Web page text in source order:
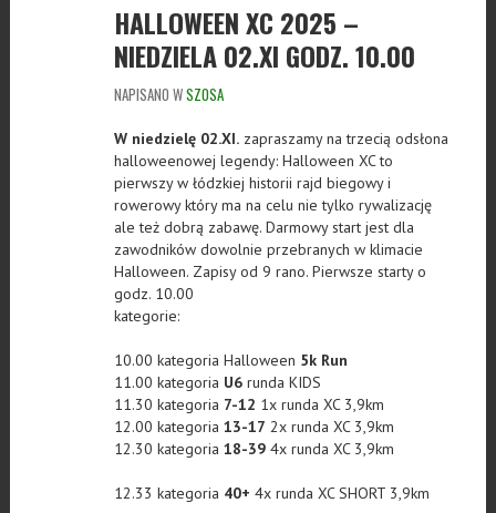
HALLOWEEN XC 2025 –
NIEDZIELA 02.XI GODZ. 10.00
NAPISANO WSZOSA
W niedzielę 02.XI.zapraszamy na trzecią odsłona
halloweenowej legendy: Halloween XC to
pierwszy w łódzkiej historii rajd biegowy i
rowerowy który ma na celu nie tylko rywalizację
ale też dobrą zabawę. Darmowy start jest dla
zawodników dowolnie przebranych w klimacie
Halloween. Zapisy od 9 rano. Pierwsze starty o
godz. 10.00
kategorie:
10.00 kategoria Halloween 5k Run
11.00 kategoria U6runda KIDS
11.30 kategoria 7-12 1x runda XC 3,9km
12.00 kategoria 13-17 2x runda XC 3,9km
12.30 kategoria 18-394x runda XC 3,9km
12.33 kategoria 40+ 4x runda XC SHORT 3,9km